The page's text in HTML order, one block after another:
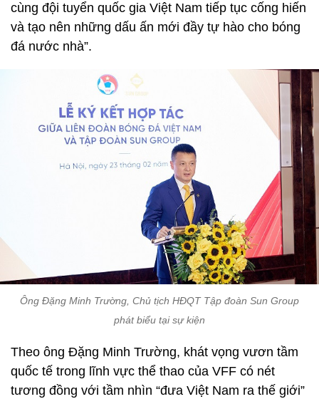
cùng đội tuyển quốc gia Việt Nam tiếp tục cống hiến
và tạo nên những dấu ấn mới đầy tự hào cho bóng
đá nước nhà”.
Ông Đặng Minh Trường, Chủ tịch HĐQT Tập đoàn Sun Group
phát biểu tại sự kiện
Theo ông Đặng Minh Trường, khát vọng vươn tầm
quốc tế trong lĩnh vực thể thao của VFF có nét
tương đồng với tầm nhìn “đưa Việt Nam ra thế giới”